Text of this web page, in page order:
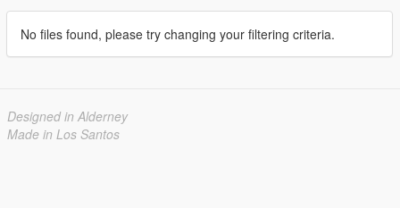
No files found, please try changing your filtering criteria.
Designed in Alderney
Made in Los Santos